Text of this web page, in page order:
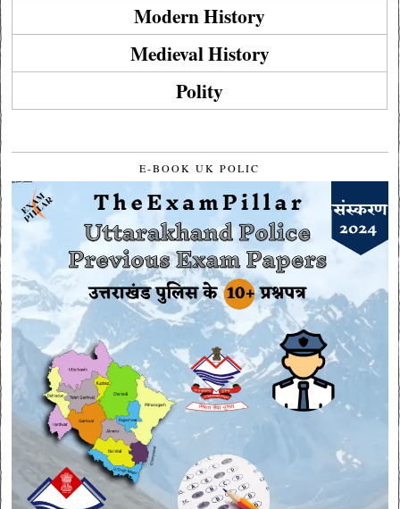
Modern History
Medieval History
Polity
E-BOOK UK POLIC